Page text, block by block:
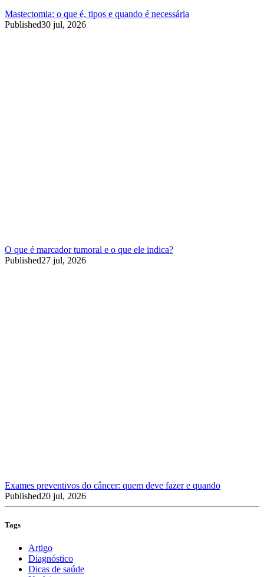
Mastectomia: o que é, tipos e quando é necessária
Published30 jul, 2026
O que é marcador tumoral e o que ele indica?
Published27 jul, 2026
Exames preventivos do câncer: quem deve fazer e quando
Published20 jul, 2026
Tags
Artigo
Diagnóstico
Dicas de saúde